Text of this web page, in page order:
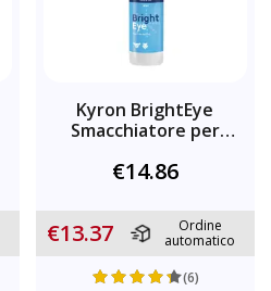
Kyron BrightEye
Smacchiatore per
€14.86
€13.37
Ordine
automatico
(6)